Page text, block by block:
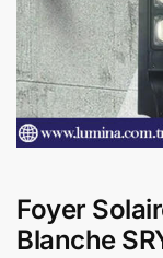
Foyer
Blanche